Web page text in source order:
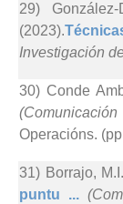
29)
(2023).
Investigación
30) Conde
(Comunicación
Operacións.
31) Borrajo,
puntu ...